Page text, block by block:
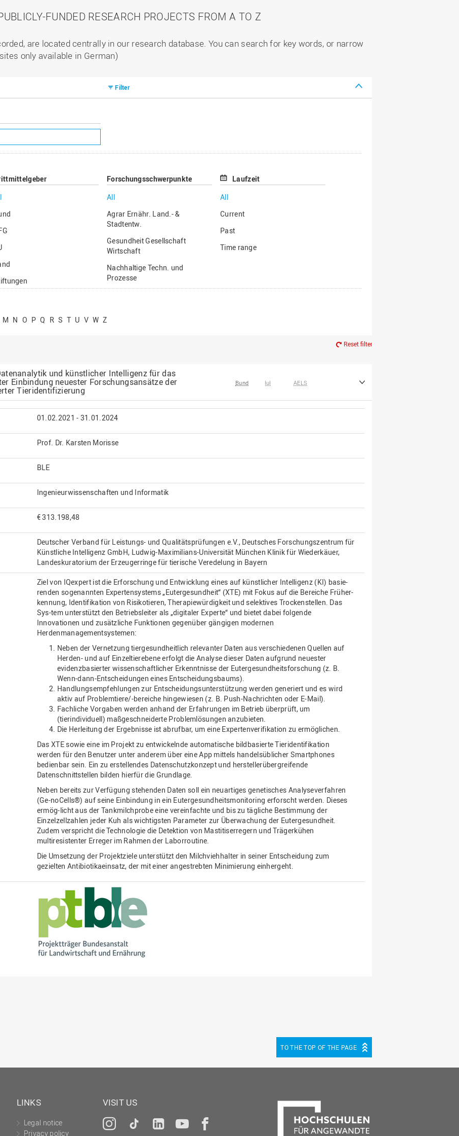
FUNDED RESEARCH PROJECTS FROM A TO Z
are located centrally in our research database. You can search for key words, or narrow
only available in German)
Filter
Forschungsschwerpunkte
All
Agrar Ernähr. Land.- &
Stadtentw.
Gesundheit Gesellschaft
Wirtschaft
Nachhaltige Techn. und
Prozesse
Laufzeit
All
Current
Past
Time range
M N O P Q R S T U V W Z
Reset filter
und künstlicher Intelligenz für das
Einbindung neuester Forschungsansätze der
Tieridentifizierung
Bund IuI AELS
01.02.2021 - 31.01.2024
Prof. Dr. Karsten Morisse
BLE
Ingenieurwissenschaften und Informatik
€ 313.198,48
Deutscher Verband für Leistungs- und Qualitätsprüfungen e.V., Deutsches Forschungszentrum für
Künstliche Intelligenz GmbH, Ludwig-Maximilians-Universität München Klinik für Wiederkäuer,
Landeskuratorium der Erzeugerringe für tierische Veredelung in Bayern
Ziel von IQexpert ist die Erforschung und Entwicklung eines auf künstlicher Intelligenz (KI) basie-
renden sogenannten Expertensystems „Eutergesundheit“ (XTE) mit Fokus auf die Bereiche Früher-
kennung, Identifikation von Risikotieren, Therapiewürdigkeit und selektives Trockenstellen. Das
Sys-tem unterstützt den Betriebsleiter als „digitaler Experte“ und bietet dabei folgende
Innovationen und zusätzliche Funktionen gegenüber gängigen modernen
Herdenmanagementsystemen:
Neben der Vernetzung tiergesundheitlich relevanter Daten aus verschiedenen Quellen auf
Herden- und auf Einzeltierebene erfolgt die Analyse dieser Daten aufgrund neuester
evidenzbasierter wissenschaftlicher Erkenntnisse der Eutergesundheitsforschung (z. B.
Wenn-dann-Entscheidungen eines Entscheidungsbaums).
Handlungsempfehlungen zur Entscheidungsunterstützung werden generiert und es wird
aktiv auf Problemtiere/-bereiche hingewiesen (z. B. Push-Nachrichten oder E-Mail).
Fachliche Vorgaben werden anhand der Erfahrungen im Betrieb überprüft, um
(tierindividuell) maßgeschneiderte Problemlösungen anzubieten.
Die Herleitung der Ergebnisse ist abrufbar, um eine Expertenverifikation zu ermöglichen.
Das XTE sowie eine im Projekt zu entwickelnde automatische bildbasierte Tieridentifikation
werden für den Benutzer unter anderem über eine App mittels handelsüblicher Smartphones
bedienbar sein. Ein zu erstellendes Datenschutzkonzept und herstellerübergreifende
Datenschnittstellen bilden hierfür die Grundlage.
Neben bereits zur Verfügung stehenden Daten soll ein neuartiges genetisches Analyseverfahren
(Ge-noCells®) auf seine Einbindung in ein Eutergesundheitsmonitoring erforscht werden. Dieses
ermög-licht aus der Tankmilchprobe eine vereinfachte und bis zu tägliche Bestimmung der
Einzelzellzahlen jeder Kuh als wichtigsten Parameter zur Überwachung der Eutergesundheit.
Zudem verspricht die Technologie die Detektion von Mastitiserregern und Trägerkühen
multiresistenter Erreger im Rahmen der Laborroutine.
Die Umsetzung der Projektziele unterstützt den Milchviehhalter in seiner Entscheidung zum
gezielten Antibiotikaeinsatz, der mit einer angestrebten Minimierung einhergeht.
TO THE TOP OF THE PAGE
LINKS
Legal notice
Privacy policy
VISIT US
Instagram
TiktokLinkedInYouTube